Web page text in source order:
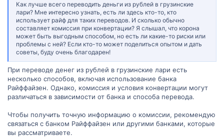
Как лучше всего переводить деньги из рублей в грузинские
лари? Мне интересно узнать, есть ли здесь кто-то, кто
использует райф для таких переводов. И сколько обычно
составляет комиссия при конвертации? Я слышал, что корона
может быть выгодным способом, но есть ли какие-то риски или
проблемы с ней? Если кто-то может поделиться опытом и дать
советы, буду очень благодарен!
При переводе денег из рублей в грузинские лари есть
несколько способов, включая использование банка
Райффайзен. Однако, комиссия и условия конвертации могут
различаться в зависимости от банка и способа перевода.
Чтобы получить точную информацию о комиссии, рекомендую
связаться с банком Райффайзен или другими банками, которые
вы рассматриваете.